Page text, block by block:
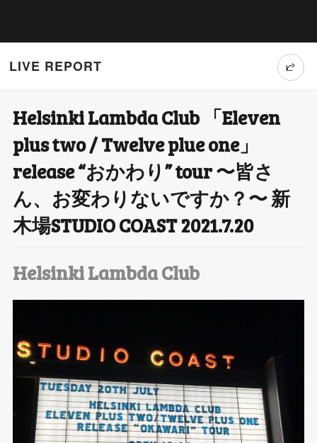
LIVE REPORT
T
wi
tt
er
Helsinki Lambda Club 「Eleven
plus two / Twelve plue one」
release “おかわり” tour 〜皆さ
ん、お変わりないですか？〜 新
木場STUDIO COAST 2021.7.20
Helsinki Lambda Club